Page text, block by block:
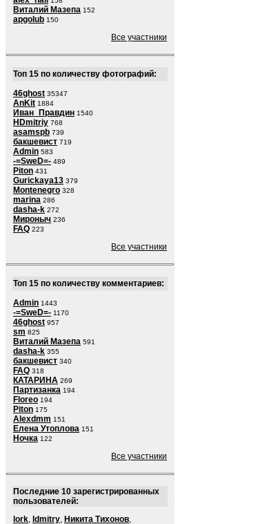
Виталий Мазепа 152
apgolub 150
Все участники
Топ 15 по количеству фотографий:
46ghost 35347
AnKit 1884
Иван_Правдин 1540
HDmitriy 768
asamspb 739
бакшевист 719
Admin 583
-=SweD=- 489
Piton 431
Gurickaya13 379
Montenegro 328
marina 286
dasha-k 272
Мироныч 236
FAQ 223
Все участники
Топ 15 по количеству комментариев:
Admin 1443
-=SweD=- 1170
46ghost 957
sm 825
Виталий Мазепа 591
dasha-k 355
бакшевист 340
FAQ 318
КАТАРИНА 269
Партизанка 194
Floreo 194
Piton 175
Alexdmm 151
Елена Утоплова 151
Ночка 122
Все участники
Последние 10 зарегистрированных
пользователей:
lork, ldmitry, Никита Тихонов,